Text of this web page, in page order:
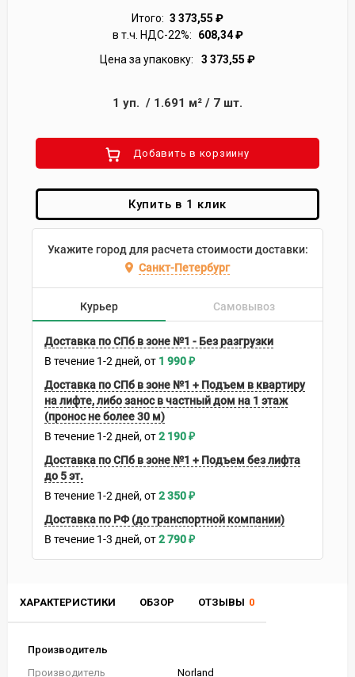
ХАРАКТЕРИСТИКИ ОБЗОР ОТЗЫВЫ 0
Производитель
Производитель
Norland
Итого: 3 373,55 ₽
в т.ч. НДС-22%:
608,34₽
Цена за упаковку:
3 373,55 ₽
1 уп. / 1.691 м² / 7 шт.
Добавить в корзиину
Купить в 1 клик
Укажите город для расчета стоимости доставки:
Санкт-Петербург
Курьер Самовывоз
Доставка по СПб в зоне №1 - Без разгрузки
В течение 1-2 дней 1 990₽
Доставка по СПб в зоне №1 + Подъем в квартиру
на лифте, либо занос в частный дом на 1 этаж
(пронос не более 30 м)
В течение 1-2 дней 2 190₽
Доставка по СПб в зоне №1 + Подъем без лифта
до 5 эт.
В течение 1-2 дней 2 350₽
Доставка по РФ (до транспортной компании)
В течение 1-3 дней 2 790₽